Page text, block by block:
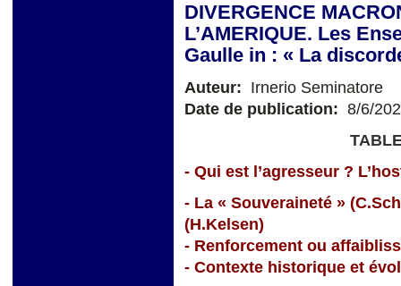
DIVERGENCE
L’AMERIQUE. Les
Gaulle in : « La
Auteur: Irnerio Seminatore
Date de publication: 8/6/
- Qui est l’agresseur ?
- La « Souveraineté »
(H.Kelsen)
- Renforcement ou
- Contexte historique et